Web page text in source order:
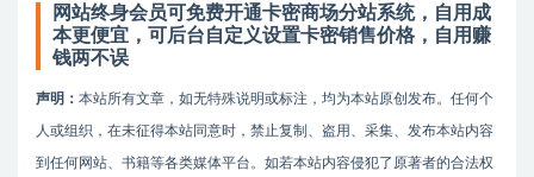
网站终身会员可免费开通卡密商场分站系统，自用成
本更便宜，可后台自定义设置卡密销售价格，自用赚
钱两不误
声明： 本站所有文章，如无特殊说明或标注，均为本站原创发布。任何个
人或组织，在未征得本站同意时，禁止复制、盗用、采集、发布本站内容
到任何网站、书籍等各类媒体平台。如若本站内容侵犯了原著者的合法权